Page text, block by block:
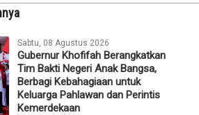
Sabtu, 08 Agustus 2026
Gubernur Khofifah Berangkatkan
Tim Bakti Negeri Anak Bangsa,
Berbagi Kebahagiaan untuk
Keluarga Pahlawan dan Perintis
Kemerdekaan